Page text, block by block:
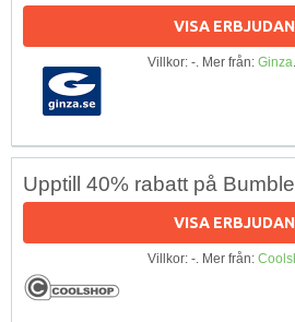
VISA
Villkor: -. Mer från: Ginza
Upptill 40% rabatt på
VISA
Villkor: -. Mer från: